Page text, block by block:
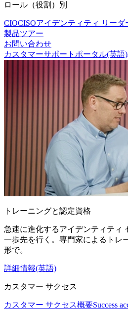
ロール（役割）別
CIOCISOアイデンティティ リーダ
製品ツアー
お問い合わせ
カスタマーサポートポータル(英語)
トレーニングと認定資格
急速に進化するアイデンティティ
一歩先を行く。専門家によるトレ
形で。
詳細情報(英語)
カスタマー サクセス
カスタマー サクセス概要Success